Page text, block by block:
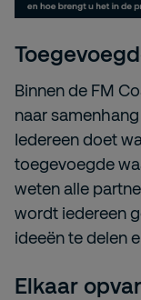
Binnen de FM
naar
Iedereen doet
toegevoegde
weten alle
wordt iedereen
ideeën te delen
Elkaar